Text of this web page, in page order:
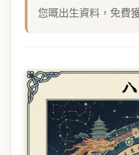
您嘅出生資料，免費